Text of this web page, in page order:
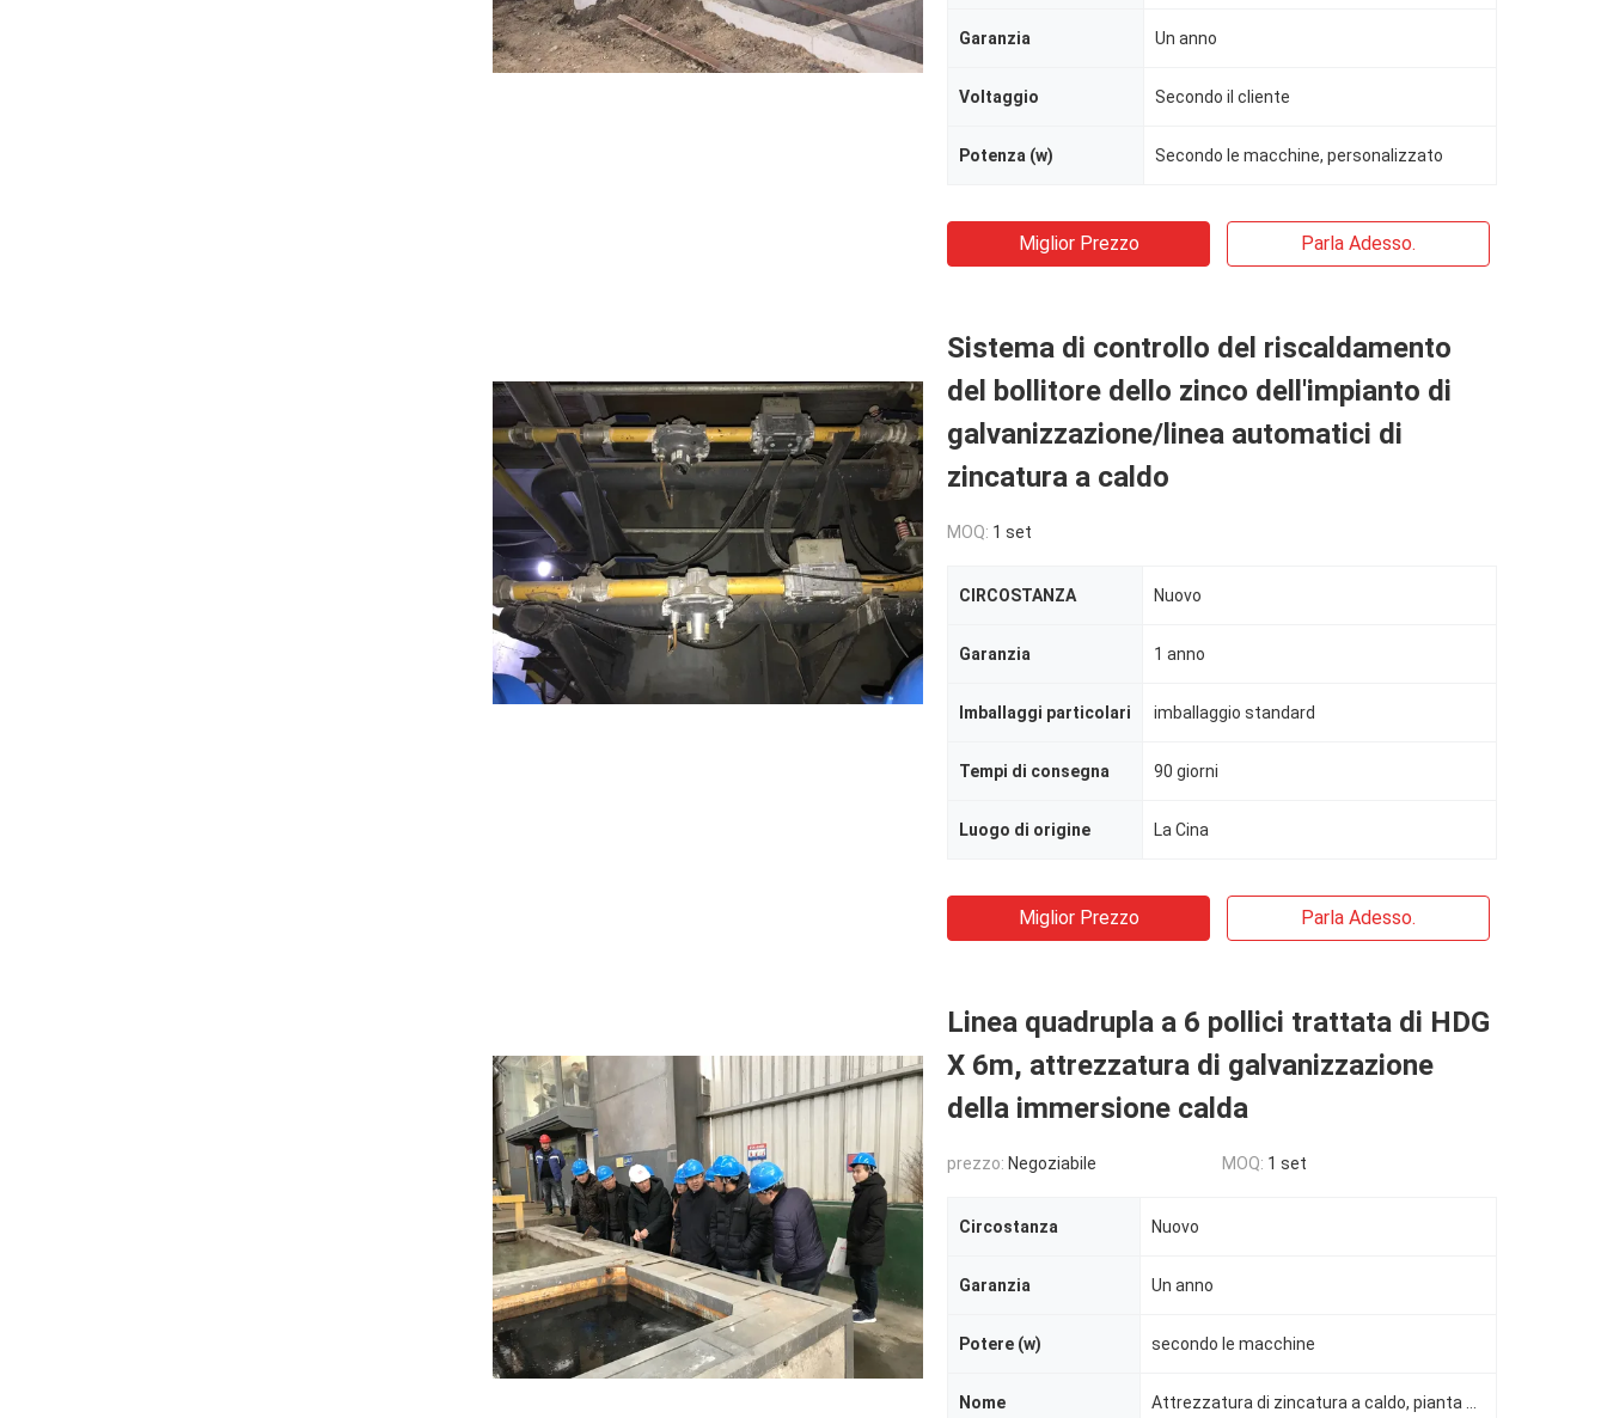
Garanzia Un anno
Voltaggio Secondo il cliente
Potenza (w) Secondo le macchine, personalizzato
Miglior Prezzo Parla Adesso.
Sistema di controllo del riscaldamento
del bollitore dello zinco dell'impianto di
galvanizzazione/linea automatici di
zincatura a caldo
MOQ: 1 set
CIRCOSTANZA Nuovo
Garanzia 1 anno
Imballaggi particolari imballaggio standard
Tempi di consegna 90 giorni
Luogo di origine La Cina
Miglior Prezzo Parla Adesso.
Linea quadrupla a 6 pollici trattata di HDG
X 6m, attrezzatura di galvanizzazione
della immersione calda
prezzo: Negoziabile MOQ: 1 set
Circostanza Nuovo
Garanzia Un anno
Potere (w) secondo le macchine
Nome